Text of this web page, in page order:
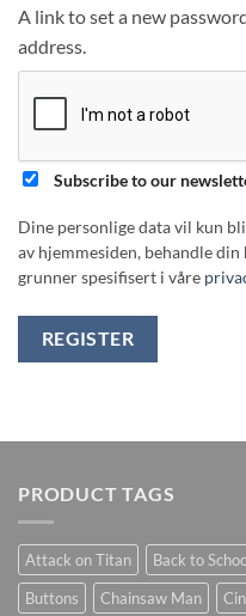
A link to set a new
address.
Subscribe to our
Dine personlige data vil kun
av hjemmesiden, behandle
grunner spesifisert i våre
REGISTER
PRODUCT TAGS
Attack on Titan Back to
Buttons
Chainsaw Man